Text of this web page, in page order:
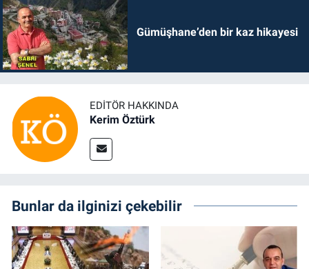
Gümüşhane’den bir kaz hikayesi
EDITÖR HAKKINDA
Kerim Öztürk
Bunlar da ilginizi çekebilir